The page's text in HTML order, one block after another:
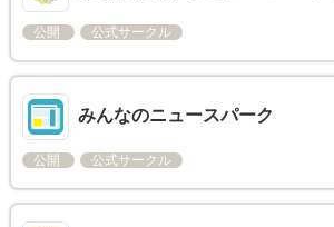
公開 公式サークル
みんなのニュースパーク
公開 公式サークル